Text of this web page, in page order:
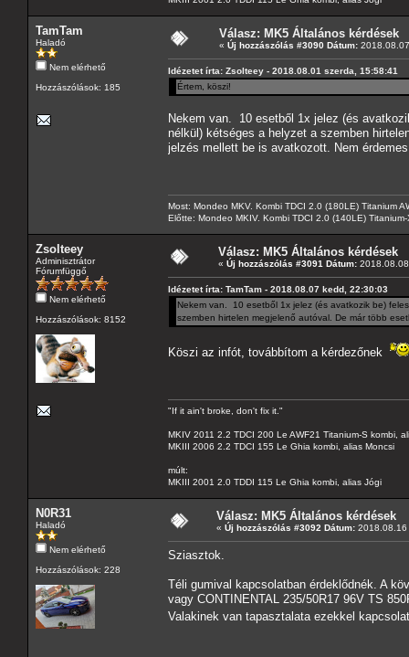
TamTam
Haladó
Nem elérhető
Hozzászólások: 185
Válasz: MK5 Általános kérdések
« Új hozzászólás #3090 Dátum:
Idézetet írta: Zsolteey - 2018.08.01 szerda, 15:58:41
Értem, köszi!
Nekem van. 10 esetből 1x jelez (és
nélkül) kétséges a helyzet a szemben
jelzés mellett be is avatkozott. Nem
Most: Mondeo MKV. Kombi TDCI 2.0 (180LE) Titanium
Előtte: Mondeo MKIV. Kombi TDCI 2.0 (140LE)
Zsolteey
Adminisztrátor
Fórumfüggő
Nem elérhető
Hozzászólások: 8152
Válasz: MK5 Általános kérdések
« Új hozzászólás #3091 Dátum:
Idézetet írta: TamTam - 2018.08.07 kedd, 22:30:03
Nekem van. 10 esetből 1x jelez (és avatkozik be)
szemben hirtelen megjelenő autóval. De már több
Köszi az infót, továbbítom a kérdezőnek
"If it ain't broke, don't fix it."
MKIV 2011 2.2 TDCI 200 Le AWF21 Titanium-S kombi,
MKIII 2006 2.2 TDCI 155 Le Ghia kombi, alias Moncsi
múlt:
MKIII 2001 2.0 TDDI 115 Le Ghia kombi, alias Jógi
N0R31
Haladó
Nem elérhető
Hozzászólások: 228
Válasz: MK5 Általános kérdések
« Új hozzászólás #3092 Dátum: 2018.08.16
Sziasztok.
Téli gumival kapcsolatban érdeklődnék. A
vagy CONTINENTAL 235/50R17 96V TS
Valakinek van tapasztalata ezekkel